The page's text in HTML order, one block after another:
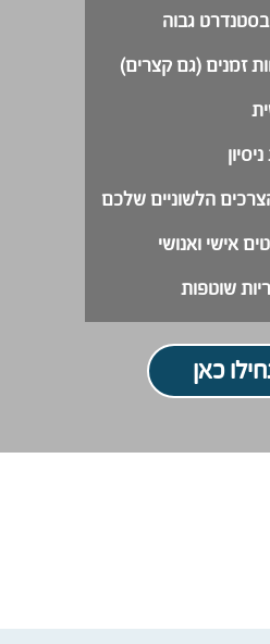
בסטנדרט גבוה
זמנים (גם קצרים)
הצרכים הלשוניים שלכם
אישי ואנושי
שוטפות
כאן